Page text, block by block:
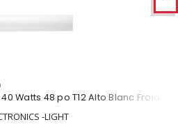
Watts 48 po T12 Alto Blanc Froid
-LIGHT